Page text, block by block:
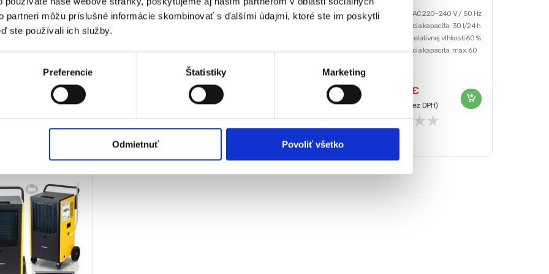
partneri môžu príslušné informácie skombinovať s ďalšími údajmi, ktoré ste im poskytli
ste používali ich služby.
Preferencie Štatistiky Marketing
Odmietnuť Povoliť všetko
AC 220-240 V 50 Hz
výkon: 923 W
výkon: 759 W
vlhkosti: 20-90 %
★★
Prietok vzduchu 400 m³/h
Displej LCD
★★★★★
Menovité napätie: AC220~240V
Max. príkon: 920 W (30 °C, RH 80 %)
★★★★★
Napájanie: AC 220–240 V / 50 Hz
Odvlhčovacia kapacita: 30 l/24 h
pri 27 °C a relatívnej vlhkosti 60 %,
Odvlhčovacia kapacita: max. 60
Menovitý príkon: 610 W
€
bez DPH)
★★★★★